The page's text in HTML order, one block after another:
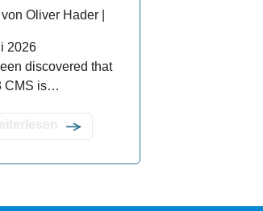
Oliver Hader |
2026
discovered that
CMS is…